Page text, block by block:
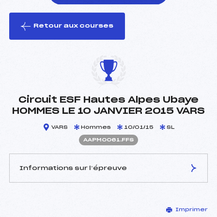
le ski
Retour aux courses
Circuit ESF Hautes Alpes Ubaye
HOMMES LE 10 JANVIER 2015 VARS
VARS Hommes 10/01/15 SL
AAPM0061.FFS
Informations sur l’épreuve
TRAVAIL JEAN LOUIS (AP)
Imprimer